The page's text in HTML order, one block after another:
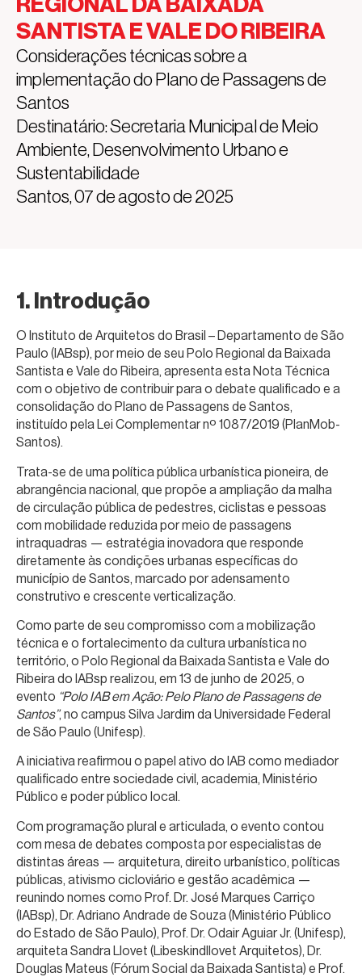
SANTISTA E VALE DO RIBEIRA
Considerações técnicas sobre a
implementação do Plano de Passagens de
Santos
Destinatário: Secretaria Municipal de Meio
Ambiente, Desenvolvimento Urbano e
Sustentabilidade
Santos, 07 de agosto de 2025
1. Introdução
O Instituto de Arquitetos do Brasil – Departamento de São
Paulo (IABsp), por meio de seu Polo Regional da Baixada
Santista e Vale do Ribeira, apresenta esta Nota Técnica
com o objetivo de contribuir para o debate qualificado e a
consolidação do Plano de Passagens de Santos,
instituído pela Lei Complementar nº 1087/2019 (PlanMob-
Santos).
Trata-se de uma política pública urbanística pioneira, de
abrangência nacional, que propõe a ampliação da malha
de circulação pública de pedestres, ciclistas e pessoas
com mobilidade reduzida por meio de passagens
intraquadras — estratégia inovadora que responde
diretamente às condições urbanas específicas do
município de Santos, marcado por adensamento
construtivo e crescente verticalização.
Como parte de seu compromisso com a mobilização
técnica e o fortalecimento da cultura urbanística no
território, o Polo Regional da Baixada Santista e Vale do
Ribeira do IABsp realizou, em 13 de junho de 2025, o
evento “Polo IAB em Ação: Pelo Plano de Passagens de
Santos”, no campus Silva Jardim da Universidade Federal
de São Paulo (Unifesp).
A iniciativa reafirmou o papel ativo do IAB como mediador
qualificado entre sociedade civil, academia, Ministério
Público e poder público local.
Com programação plural e articulada, o evento contou
com mesa de debates composta por especialistas de
distintas áreas — arquitetura, direito urbanístico, políticas
públicas, ativismo cicloviário e gestão acadêmica —
reunindo nomes como Prof. Dr. José Marques Carriço
(IABsp), Dr. Adriano Andrade de Souza (Ministério Público
do Estado de São Paulo), Prof. Dr. Odair Aguiar Jr. (Unifesp),
arquiteta Sandra Llovet (Libeskindllovet Arquitetos), Dr.
Douglas Mateus (Fórum Social da Baixada Santista) e Prof.